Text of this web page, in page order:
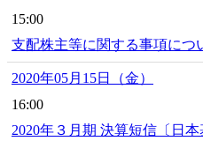
15:00
支配株主等に関する事項につ
2020年05月15日（金）
16:00
2020年３月期 決算短信〔日本